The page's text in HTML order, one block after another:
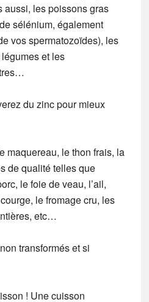
aussi, les poissons gras
sélénium, également
vos spermatozoïdes), les
et les
du zinc pour mieux
maquereau, le thon frais, la
de qualité telles que
le foie de veau, l’ail,
le fromage cru, les
etc…
transformés et si
! Une cuisson